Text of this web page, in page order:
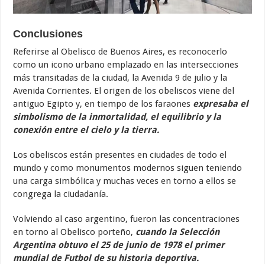
Conclusiones
Referirse al Obelisco de Buenos Aires, es reconocerlo
como un icono urbano emplazado en las intersecciones
más transitadas de la ciudad, la Avenida 9 de julio y la
Avenida Corrientes. El origen de los obeliscos viene del
antiguo Egipto y, en tiempo de los faraones expresaba el
simbolismo de la inmortalidad, el equilibrio y la
conexión entre el cielo y la tierra.
Los obeliscos están presentes en ciudades de todo el
mundo y como monumentos modernos siguen teniendo
una carga simbólica y muchas veces en torno a ellos se
congrega la ciudadanía.
Volviendo al caso argentino, fueron las concentraciones
en torno al Obelisco porteño, cuando la Selección
Argentina obtuvo el 25 de junio de 1978 el primer
mundial de Futbol de su historia deportiva.